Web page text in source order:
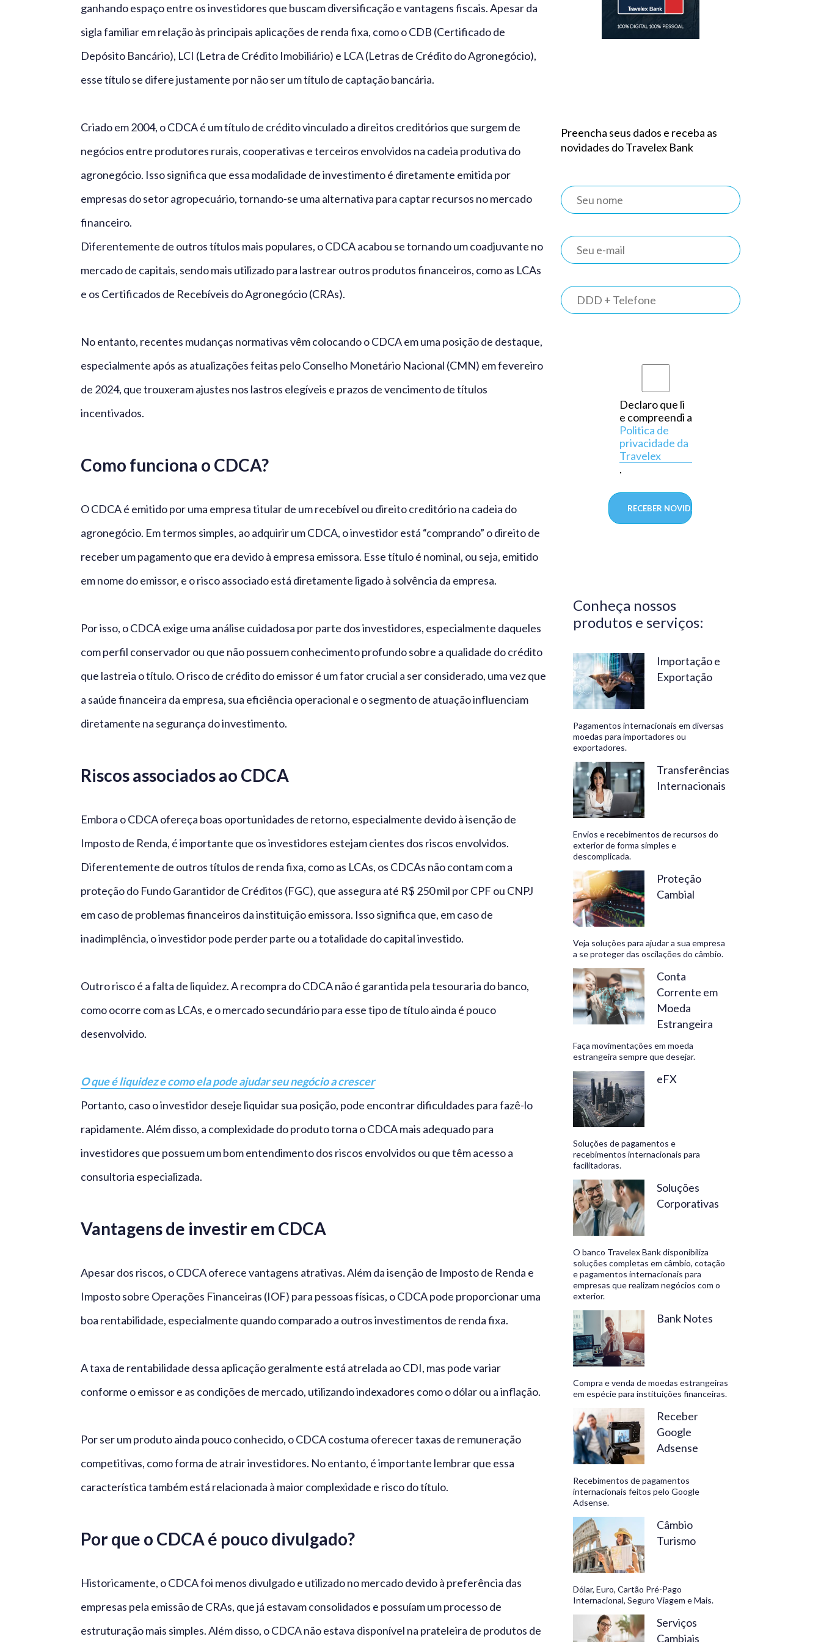
ganhando espaço entre os investidores que buscam diversificação e vantagens fiscais. Apesar da
sigla familiar em relação às principais aplicações de renda fixa, como o CDB (Certificado de
Depósito Bancário), LCI (Letra de Crédito Imobiliário) e LCA (Letras de Crédito do Agronegócio),
esse título se difere justamente por não ser um título de captação bancária.
Criado em 2004, o CDCA é um título de crédito vinculado a direitos creditórios que surgem de
negócios entre produtores rurais, cooperativas e terceiros envolvidos na cadeia produtiva do
agronegócio. Isso significa que essa modalidade de investimento é diretamente emitida por
empresas do setor agropecuário, tornando-se uma alternativa para captar recursos no mercado
financeiro.
Diferentemente de outros títulos mais populares, o CDCA acabou se tornando um coadjuvante no
mercado de capitais, sendo mais utilizado para lastrear outros produtos financeiros, como as LCAs
e os Certificados de Recebíveis do Agronegócio (CRAs).
No entanto, recentes mudanças normativas vêm colocando o CDCA em uma posição de destaque,
especialmente após as atualizações feitas pelo Conselho Monetário Nacional (CMN) em fevereiro
de 2024, que trouxeram ajustes nos lastros elegíveis e prazos de vencimento de títulos
incentivados.
Como funciona o CDCA?
O CDCA é emitido por uma empresa titular de um recebível ou direito creditório na cadeia do
agronegócio. Em termos simples, ao adquirir um CDCA, o investidor está “comprando” o direito de
receber um pagamento que era devido à empresa emissora. Esse título é nominal, ou seja, emitido
em nome do emissor, e o risco associado está diretamente ligado à solvência da empresa.
Por isso, o CDCA exige uma análise cuidadosa por parte dos investidores, especialmente daqueles
com perfil conservador ou que não possuem conhecimento profundo sobre a qualidade do crédito
que lastreia o título. O risco de crédito do emissor é um fator crucial a ser considerado, uma vez que
a saúde financeira da empresa, sua eficiência operacional e o segmento de atuação influenciam
diretamente na segurança do investimento.
Riscos associados ao CDCA
Embora o CDCA ofereça boas oportunidades de retorno, especialmente devido à isenção de
Imposto de Renda, é importante que os investidores estejam cientes dos riscos envolvidos.
Diferentemente de outros títulos de renda fixa, como as LCAs, os CDCAs não contam com a
proteção do Fundo Garantidor de Créditos (FGC), que assegura até R$ 250 mil por CPF ou CNPJ
em caso de problemas financeiros da instituição emissora. Isso significa que, em caso de
inadimplência, o investidor pode perder parte ou a totalidade do capital investido.
Outro risco é a falta de liquidez. A recompra do CDCA não é garantida pela tesouraria do banco,
como ocorre com as LCAs, e o mercado secundário para esse tipo de título ainda é pouco
desenvolvido.
O que é liquidez e como ela pode ajudar seu negócio a crescer
Portanto, caso o investidor deseje liquidar sua posição, pode encontrar dificuldades para fazê-lo
rapidamente. Além disso, a complexidade do produto torna o CDCA mais adequado para
investidores que possuem um bom entendimento dos riscos envolvidos ou que têm acesso a
consultoria especializada.
Vantagens de investir em CDCA
Apesar dos riscos, o CDCA oferece vantagens atrativas. Além da isenção de Imposto de Renda e
Imposto sobre Operações Financeiras (IOF) para pessoas físicas, o CDCA pode proporcionar uma
boa rentabilidade, especialmente quando comparado a outros investimentos de renda fixa.
A taxa de rentabilidade dessa aplicação geralmente está atrelada ao CDI, mas pode variar
conforme o emissor e as condições de mercado, utilizando indexadores como o dólar ou a inflação.
Por ser um produto ainda pouco conhecido, o CDCA costuma oferecer taxas de remuneração
competitivas, como forma de atrair investidores. No entanto, é importante lembrar que essa
característica também está relacionada à maior complexidade e risco do título.
Por que o CDCA é pouco divulgado?
Historicamente, o CDCA foi menos divulgado e utilizado no mercado devido à preferência das
empresas pela emissão de CRAs, que já estavam consolidados e possuíam um processo de
estruturação mais simples. Além disso, o CDCA não estava disponível na prateleira de produtos de
Preencha seus dados e receba as
novidades do Travelex Bank
Declaro que li
e compreendi a
Politica de
privacidade da
Travelex
.
TRAVELEX
BANK
primeiro
banco do
país a
operar
exclusivamente
em
aprovado
pelo
confiabilidade
e
são nossos
diferenciais.
Bank,
negócios
rentáveis
Conheça nossos
produtos e serviços:
Importação e
Exportação
Pagamentos internacionais em diversas
moedas para importadores ou
exportadores.
Transferências
Internacionais
Envios e recebimentos de recursos do
exterior de forma simples e
descomplicada.
Proteção
Cambial
Veja soluções para ajudar a sua empresa
a se proteger das oscilações do câmbio.
Conta
Corrente em
Moeda
Estrangeira
Faça movimentações em moeda
estrangeira sempre que desejar.
eFX
Soluções de pagamentos e
recebimentos internacionais para
facilitadoras.
Soluções
Corporativas
O banco Travelex Bank disponibiliza
soluções completas em câmbio, cotação
e pagamentos internacionais para
empresas que realizam negócios com o
exterior.
Bank Notes
Compra e venda de moedas estrangeiras
em espécie para instituições financeiras.
Receber
Google
Adsense
Recebimentos de pagamentos
internacionais feitos pelo Google
Adsense.
Câmbio
Turismo
Dólar, Euro, Cartão Pré-Pago
Internacional, Seguro Viagem e Mais.
Serviços
Cambiais